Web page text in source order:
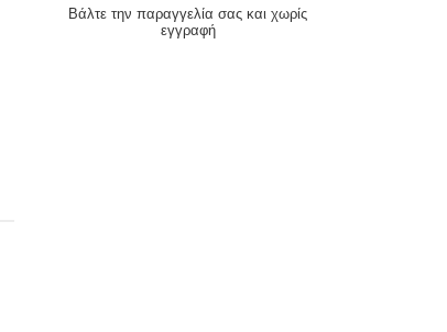
Βάλτε την παραγγελία σας και χωρίς
εγγραφή